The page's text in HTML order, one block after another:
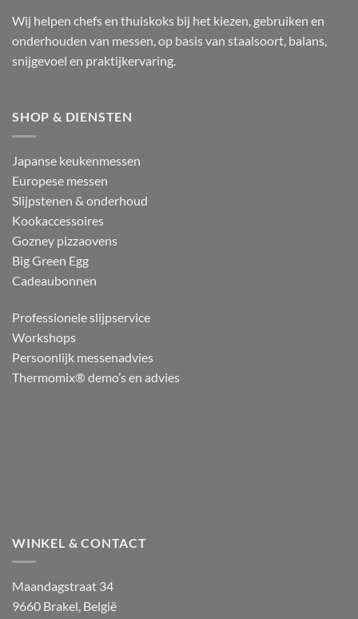
Wij helpen chefs en thuiskoks bij het kiezen, gebruiken en
onderhouden van messen, op basis van staalsoort, balans,
snijgevoel en praktijkervaring.
SHOP & DIENSTEN
Japanse keukenmessen
Europese messen
Slijpstenen & onderhoud
Kookaccessoires
Gozney pizzaovens
Big Green Egg
Cadeaubonnen
Professionele slijpservice
Workshops
Persoonlijk messenadvies
Thermomix® demo’s en advies
WINKEL & CONTACT
Maandagstraat 34
9660 Brakel, België